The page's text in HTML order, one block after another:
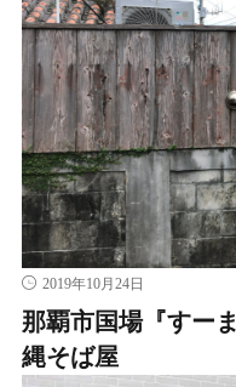
2019年10月24日
那覇市国場『すー
縄そば屋